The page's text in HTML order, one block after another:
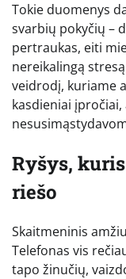
Tokie duomenys
svarbių pokyčių –
pertraukas, eiti
nereikalingą
veidrodį, kuriame
kasdieniai
Ryšys,
riešo
Skaitmeninis
Telefonas vis
tapo žinučių,